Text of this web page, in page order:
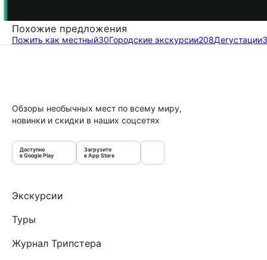
Похожие предложения
Пожить как местный30Городские экскурсии208Дегустации
Обзоры необычных мест по всему миру,
новинки и скидки в наших соцсетях
Доступно
в Google Play
Загрузите
в App Store
Экскурсии
Туры
Журнал Трипстера